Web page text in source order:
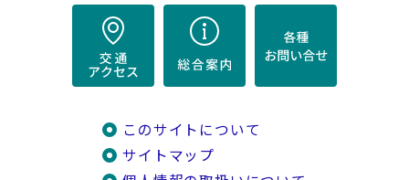
このサイトについて
サイトマップ